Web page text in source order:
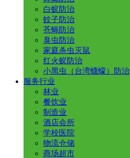
白蚁防治
蚊子防治
苍蝇防治
臭虫防治
家庭杀虫灭鼠
红火蚁防治
小黑虫（台湾蠛蠓）防治
服务行业
林业
餐饮业
制造业
酒店会所
学校医院
物流仓储
商场超市